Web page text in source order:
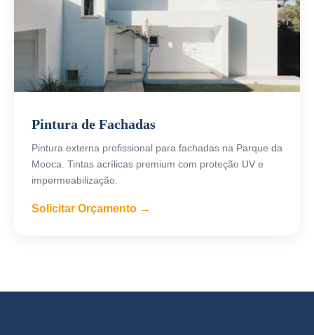
Pintura de Fachadas
Pintura externa profissional para fachadas na Parque da
Mooca. Tintas acrílicas premium com proteção UV e
impermeabilização.
Solicitar Orçamento →